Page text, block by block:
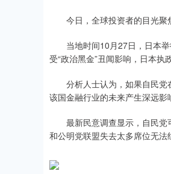
今日，全球投资者的目光聚
当地时间10月27日，日本举
受“政治黑金”丑闻影响，日本执
分析人士认为，如果自民党
该国金融行业的未来产生深远影
最新民意调查显示，自民党
和公明党联盟失去太多席位无法